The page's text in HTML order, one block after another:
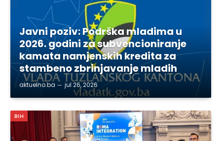
Javni poziv: Podrška mladima u
2026. godini za subvencioniranje
kamata namjenskih kredita za
stambeno zbrinjavanje mladih
aktuelno.ba jul 26, 2026
BIH